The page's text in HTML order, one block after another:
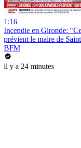
1:16
Incendie en Gironde:
prévient le maire de
BFM
il y a 24 minutes